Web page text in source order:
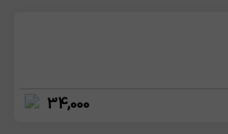
34,000